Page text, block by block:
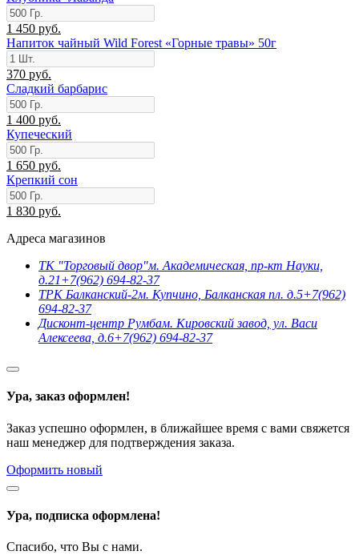
1 450 руб.
Напиток чайный Wild Forest «Горные травы» 50г
370 руб.
Сладкий барбарис
1 400 руб.
Купеческий
1 650 руб.
Крепкий сон
1 830 руб.
Адреса магазинов
ТК "Торговый двор"м. Академическая, пр-кт Науки,
д.21+7(962) 694-82-37
ТРК Балканский-2м. Купчино, Балканская пл. д.5+7(962)
694-82-37
Дисконт-центр Румбам. Кировский завод, ул. Васи
Алексеева, д.6+7(962) 694-82-37
Ура, заказ оформлен!
Заказ успешно оформлен, в ближайшее время с вами свяжется
наш менеджер для подтверждения заказа.
Оформить новый
Ура, подписка оформлена!
Спасибо, что Вы с нами.